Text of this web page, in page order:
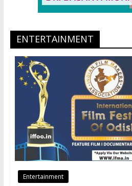
ENTERTAINMENT
Entertainment